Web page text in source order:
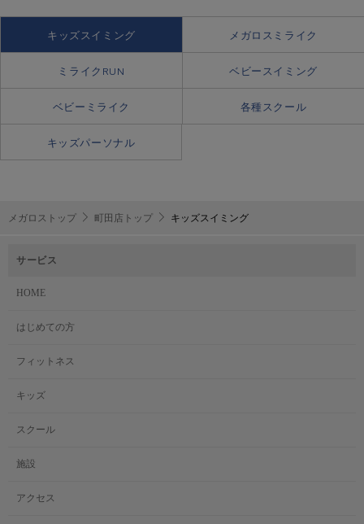
キッズスイミング メガロスミライク
ミライクRUN ベビースイミング
ベビーミライク 各種スクール
キッズパーソナル
メガロストップ 町田店トップ キッズスイミング
サービス
HOME
はじめての方
フィットネス
キッズ
スクール
施設
アクセス